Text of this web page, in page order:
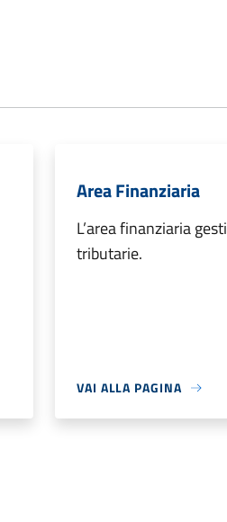
Area Finanziaria
L’area finanziaria
tributarie.
VAI ALLA PAGINA